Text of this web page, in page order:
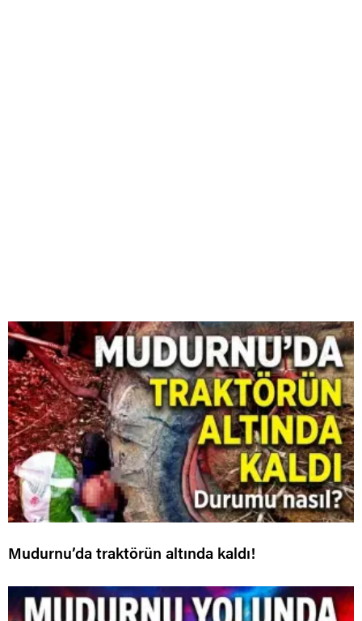
Mudurnu’da traktörün altında kaldı!